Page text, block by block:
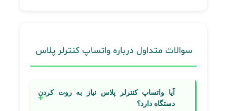
سوالات متداول درباره واتساپ کنترلر پلاس
آیا واتساپ کنترلر پلاس نیاز به روت کردن
دستگاه دارد؟